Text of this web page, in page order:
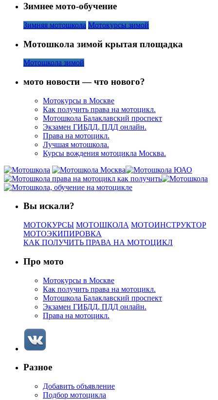
Зимнее мото-обучение
Зимняя мотошкола Мотокурсы зимой
Мотошкола зимой крытая площадка
Мотошкола зимой
мото новости — что нового?
Мотокурсы в Москве
Как получить права на мотоцикл.
Мотошкола Балаклавский проспект
Экзамен ГИБДД, ПДД онлайн.
Права на мотоцикл.
Лучшая мотошкола.
Курсы вождения мотоцикла Москва.
Вы искали?
МОТОКУРСЫ МОТОШКОЛА МОТОИНСТРУКТОР
МОТОЭКИПИРОВКА
КАК ПОЛУЧИТЬ ПРАВА НА МОТОЦИКЛ
Про мото
Мотокурсы в Москве
Как получить права на мотоцикл.
Мотошкола Балаклавский проспект
Экзамен ГИБДД, ПДД онлайн.
Права на мотоцикл.
Разное
Добавить объявление
Подбор мотоцикла